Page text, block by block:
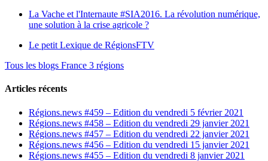
La Vache et l'Internaute #SIA2016. La révolution numérique,
une solution à la crise agricole ?
Le petit Lexique de RégionsFTV
Tous les blogs France 3 régions
Articles récents
Régions.news #459 – Edition du vendredi 5 février 2021
Régions.news #458 – Edition du vendredi 29 janvier 2021
Régions.news #457 – Edition du vendredi 22 janvier 2021
Régions.news #456 – Edition du vendredi 15 janvier 2021
Régions.news #455 – Edition du vendredi 8 janvier 2021